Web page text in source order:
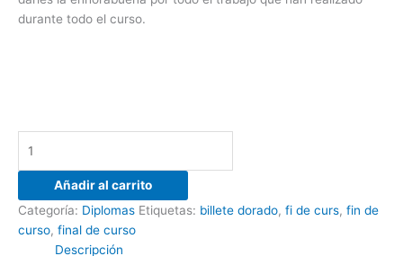
durante todo el curso.
Añadir al carrito
Categoría: Diplomas Etiquetas: billete dorado, fi de curs, fin de
curso, final de curso
Descripción